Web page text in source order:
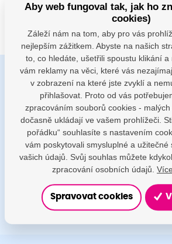
Buďte s námi v
Jsme k dispozici pokud potřebujete pomoci
+420 491 601 745
Aby web fungoval tak, jak ho
cookies)
Záleží nám na tom, aby pro vás
nejlepším zážitkem. Abyste na našich
to, co hledáte, ušetřili spoustu klikání a
vám reklamy na věci, které vás
v zobrazení na které jste zvyklí a
přihlašovat. Proto od vás
zpracováním souborů cookies -
dočasně ukládají ve vašem prohlížeči.
pořádku“ souhlasíte s nastavením
vám poskytovali smysluplné a užitečné
vašich údajů. Svůj souhlas můžete
zpracování osobních údajů.
Spravovat cookies